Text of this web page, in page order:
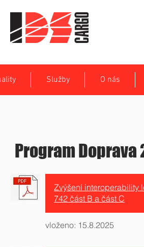
Služby O nás
Program Doprava
Zvýšení interoperability
742 část B a část C
vloženo: 15.8.2025